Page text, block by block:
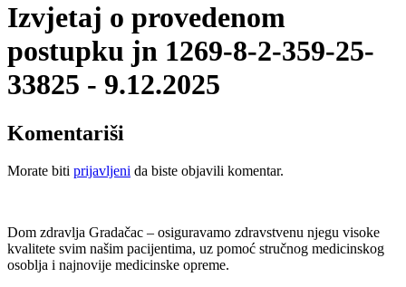
Izvjetaj o provedenom
postupku jn 1269-8-2-359-25-
33825 - 9.12.2025
Komentariši
Morate biti prijavljeni da biste objavili komentar.
Dom zdravlja Gradačac – osiguravamo zdravstvenu njegu visoke
kvalitete svim našim pacijentima, uz pomoć stručnog medicinskog
osoblja i najnovije medicinske opreme.